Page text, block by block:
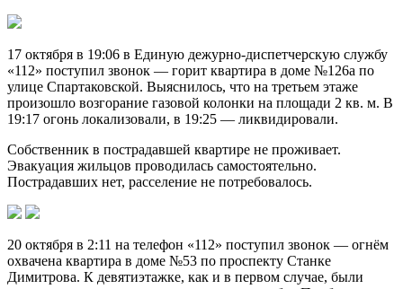
17 октября в 19:06 в Единую дежурно-диспетчерскую службу
«112» поступил звонок — горит квартира в доме №126а по
улице Спартаковской. Выяснилось, что на третьем этаже
произошло возгорание газовой колонки на площади 2 кв. м. В
19:17 огонь локализовали, в 19:25 — ликвидировали.
Собственник в пострадавшей квартире не проживает.
Эвакуация жильцов проводилась самостоятельно.
Пострадавших нет, расселение не потребовалось.
20 октября в 2:11 на телефон «112» поступил звонок — огнём
охвачена квартира в доме №53 по проспекту Станке
Димитрова. К девятиэтажке, как и в первом случае, были